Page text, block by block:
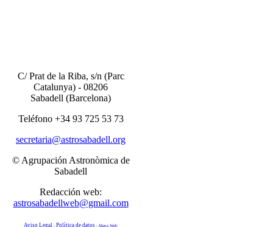
C/ Prat de la Riba, s/n (Parc
Catalunya) - 08206
Sabadell (Barcelona)
Teléfono +34 93 725 53 73
secretaria@astrosabadell.org
© Agrupación Astronòmica de
Sabadell
Redacción web:
astrosabadellweb@gmail.com
Aviso Legal - Política de datos - Mapa Web